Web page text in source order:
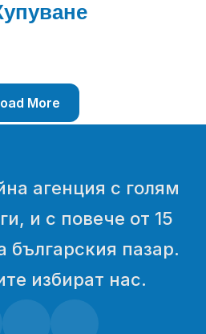
More
агенция с голям
и с повече от 15
българския пазар.
избират нас.